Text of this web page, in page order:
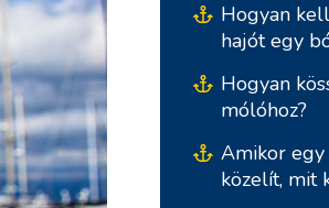
Hogyan
hajót egy
Hogyan
mólóhoz?
Amikor
közelít, mit